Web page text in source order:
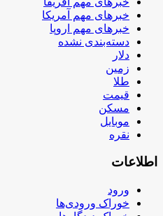
خبرهای مهم آمریکا
خبرهای مهم اروپا
دسته‌بندی نشده
دلار
زمین
طلا
قیمت
مسکن
موبایل
نقره
اطلاعات
ورود
خوراک ورودی‌ها